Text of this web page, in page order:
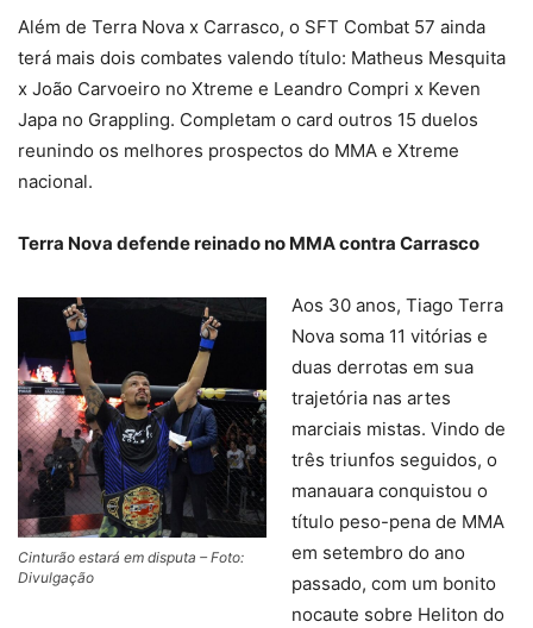
Além de Terra Nova x Carrasco, o SFT Combat 57 ainda
terá mais dois combates valendo título: Matheus Mesquita
x João Carvoeiro no Xtreme e Leandro Compri x Keven
Japa no Grappling. Completam o card outros 15 duelos
reunindo os melhores prospectos do MMA e Xtreme
nacional.
Terra Nova defende reinado no MMA contra Carrasco
Cinturão estará em disputa – Foto:
Divulgação
Aos 30 anos, Tiago Terra
Nova soma 11 vitórias e
duas derrotas em sua
trajetória nas artes
marciais mistas. Vindo de
três triunfos seguidos, o
manauara conquistou o
título peso-pena de MMA
em setembro do ano
passado, com um bonito
nocaute sobre Heliton do